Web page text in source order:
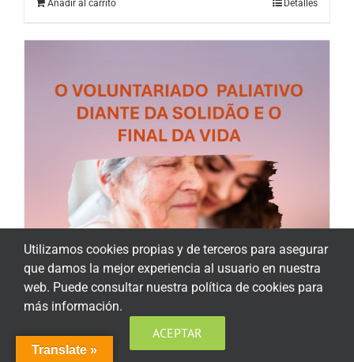
Añadir al carrito Detalles
Translate »
Utilizamos cookies propias y de terceros para asegurar
que damos la mejor experiencia al usuario en nuestra
web. Puede consultar nuestra política de cookies para
más información.
ACEPTAR